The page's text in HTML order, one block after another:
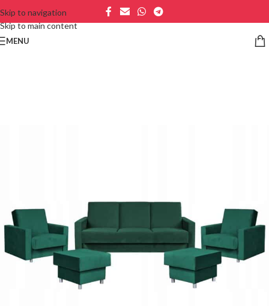
Skip to navigation
Skip to main content
MENU